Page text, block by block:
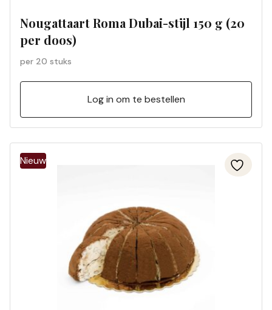
Nougattaart Roma Dubai-stijl 150 g (20
per doos)
per 20 stuks
Log in om te bestellen